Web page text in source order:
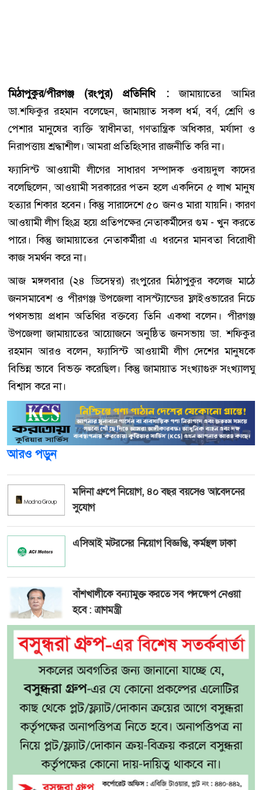
মিঠাপুকুর/পীরগঞ্জ (রংপুর) প্রতিনিধি :জামায়াতের আমির
ডা.শফিকুর রহমান বলেছেন, জামায়াত সকল ধর্ম, বর্ণ, শ্রেণি ও
পেশার মানুষের ব্যক্তি স্বাধীনতা, গণতান্ত্রিক অধিকার, মর্যাদা ও
নিরাপত্তায় শ্রদ্ধাশীল। আমরা প্রতিহিংসার রাজনীতি করি না।
ফ্যাসিস্ট আওয়ামী লীগের সাধারণ সম্পাদক ওবায়দুল কাদের
বলেছিলেন, আওয়ামী সরকারের পতন হলে একদিনে ৫ লাখ মানুষ
হত্যার শিকার হবেন। কিন্তু সারাদেশে ৫০ জনও মারা যায়নি। কারণ
আওয়ামী লীগ হিংস্র হয়ে প্রতিপক্ষের নেতাকর্মীদের গুম - খুন করতে
পারে। কিন্তু জামায়াতের নেতাকর্মীরা এ ধরনের মানবতা বিরোধী
কাজ সমর্থন করে না।
আজ মঙ্গলবার (২৪ ডিসেম্বর) রংপুরের মিঠাপুকুর কলেজ মাঠে
জনসমাবেশ ও পীরগঞ্জ উপজেলা বাসস্ট্যান্ডের ফ্লাইওভারের নিচে
পথসভায় প্রধান অতিথির বক্তব্যে তিনি একথা বলেন। পীরগঞ্জ
উপজেলা জামায়াতের আয়োজনে অনুষ্ঠিত জনসভায় ডা. শফিকুর
রহমান আরও বলেন, ফ্যাসিস্ট আওয়ামী লীগ দেশের মানুষকে
বিভিন্ন ভাবে বিভক্ত করেছিল। কিন্তু জামায়াত সংখ্যাগুরু সংখ্যালঘু
বিশ্বাস করে না।
আরও পড়ুন
মদিনা গ্রুপে নিয়োগ, ৪০ বছর বয়সেও আবেদনের
সুযোগ
এসিআই মটরসের নিয়োগ বিজ্ঞপ্তি, কর্মস্থল ঢাকা
বাঁশখালীকে বন্যামুক্ত করতে সব পদক্ষেপ নেওয়া
হবে : ত্রাণমন্ত্রী